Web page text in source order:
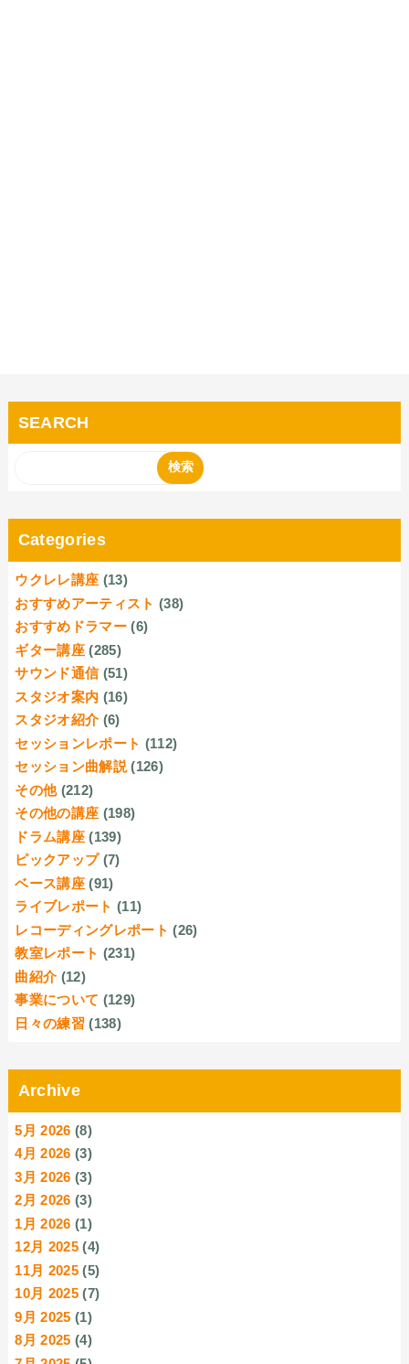
SEARCH
Categories
ウクレレ講座 (13)
おすすめアーティスト (38)
おすすめドラマー (6)
ギター講座 (285)
サウンド通信 (51)
スタジオ案内 (16)
スタジオ紹介 (6)
セッションレポート (112)
セッション曲解説 (126)
その他 (212)
その他の講座 (198)
ドラム講座 (139)
ピックアップ (7)
ベース講座 (91)
ライブレポート (11)
レコーディングレポート (26)
教室レポート (231)
曲紹介 (12)
事業について (129)
日々の練習 (138)
Archive
5月 2026 (8)
4月 2026 (3)
3月 2026 (3)
2月 2026 (3)
1月 2026 (1)
12月 2025 (4)
11月 2025 (5)
10月 2025 (7)
9月 2025 (1)
8月 2025 (4)